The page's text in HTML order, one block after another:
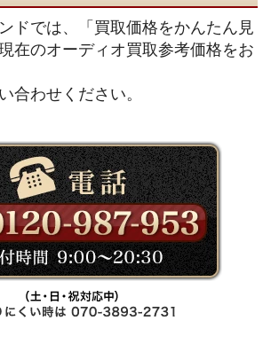
ドでは、「買取価格をかんたん見
在のオーディオ買取参考価格をお
合わせください。